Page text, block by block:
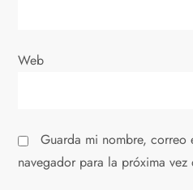
a
a
s
Web
Guarda mi nombre, correo
navegador para la próxima vez